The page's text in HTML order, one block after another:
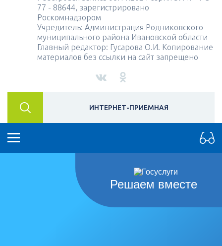
77 - 88644, зарегистрировано
Роскомнадзором
Учредитель: Администрация Родниковского
муниципального района Ивановской области
Главный редактор: Гусарова О.И. Копирование
материалов без ссылки на сайт запрещено
ИНТЕРНЕТ-ПРИЕМНАЯ
Решаем вместе